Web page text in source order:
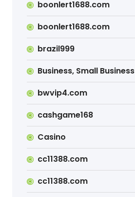
boonlert1688.com
boonlert1688.com
brazil999
Business, Small Business
bwvip4.com
cashgame168
Casino
cc11388.com
cc11388.com